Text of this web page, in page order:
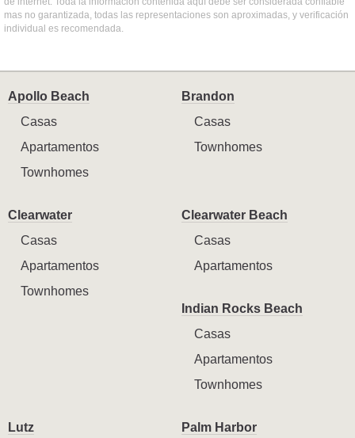
mas no garantizada, todas las representaciones son aproximadas, y verificación
individual es recomendada.
Apollo Beach
Casas
Apartamentos
Townhomes
Brandon
Casas
Townhomes
Clearwater
Casas
Apartamentos
Townhomes
Clearwater Beach
Casas
Apartamentos
Indian Rocks Beach
Casas
Apartamentos
Townhomes
Lutz
Palm Harbor